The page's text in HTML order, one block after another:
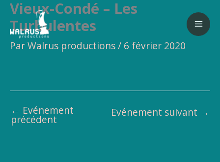
Aller
au
contenu
Vieux-Condé – Les
Turbulentes
ParWalrus productions/ 6 février 2020
← Evénement
précédent
Evénement suivant →